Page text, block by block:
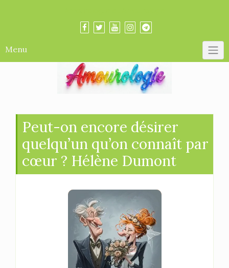
Menu
Peut-on encore désirer
quelqu’un qu’on connaît par
cœur ? Hélène Dumont